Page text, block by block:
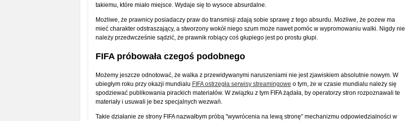
takiemu, które miało miejsce. Wydaje się to wysoce absurdalne.
Możliwe, że prawnicy posiadaczy praw do transmisji zdają sobie sprawę z tego absurdu. Możliwe, że pozew ma
mieć charakter odstraszający, a stworzony wokół niego szum może nawet pomóc w wypromowaniu walki. Nigdy nie
należy przedwcześnie sądzić, że prawnik robiący coś głupiego jest po prostu głupi.
FIFA próbowała czegoś podobnego
Możemy jeszcze odnotować, że walka z przewidywanymi naruszeniami nie jest zjawiskiem absolutnie nowym. W
ubiegłym roku przy okazji mundialu FIFA ostrzegła serwisy streamingowe o tym, że w czasie mundialu należy się
spodziewać publikowania pirackich materiałów. W związku z tym FIFA żądała, by operatorzy stron rozpoznawali te
materiały i usuwali je bez specjalnych wezwań.
Takie działanie ze strony FIFA nazwałbym próbą "wywrócenia na lewą stronę" mechanizmu odpowiedzialności w